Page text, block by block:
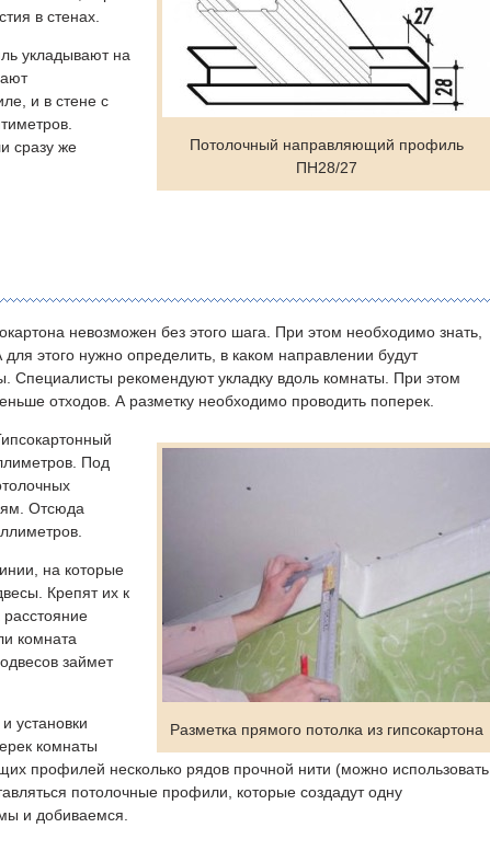
Потолочный направляющий профиль
ПН28/27
в стенах.
укладывают на
и в стене с
сразу же
невозможен без этого шага. При этом необходимо знать,
этого нужно определить, в каком направлении будут
Специалисты рекомендуют укладку вдоль комнаты. При этом
отходов. А разметку необходимо проводить поперек.
Разметка прямого потолка из гипсокартона
Под
Отсюда
на которые
Крепят их к
комната
займет
установки
комнаты
профилей несколько рядов прочной нити (можно использовать
потолочные профили, которые создадут одну
и добиваемся.